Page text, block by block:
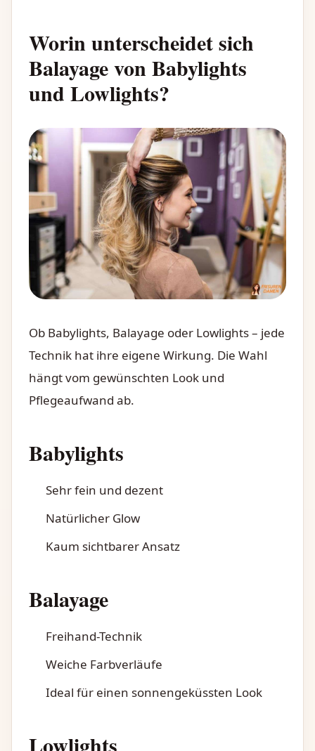
Worin unterscheidet sich
Balayage von Babylights
und Lowlights?
Ob Babylights, Balayage oder Lowlights – jede
Technik hat ihre eigene Wirkung. Die Wahl
hängt vom gewünschten Look und
Pflegeaufwand ab.
Babylights
Sehr fein und dezent
Natürlicher Glow
Kaum sichtbarer Ansatz
Balayage
Freihand-Technik
Weiche Farbverläufe
Ideal für einen sonnengeküssten Look
Lowlights